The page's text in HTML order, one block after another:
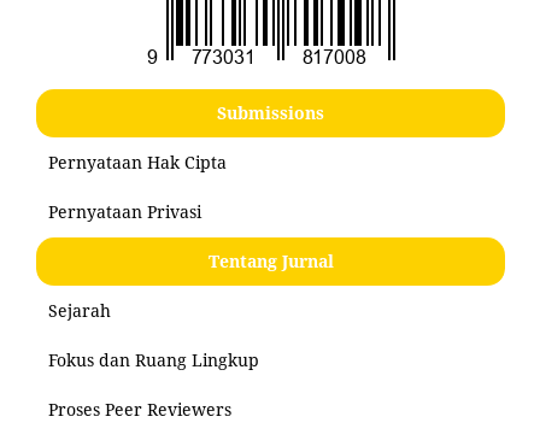
Submissions
Pernyataan Hak Cipta
Pernyataan Privasi
Tentang Jurnal
Sejarah
Fokus dan Ruang Lingkup
Proses Peer Reviewers